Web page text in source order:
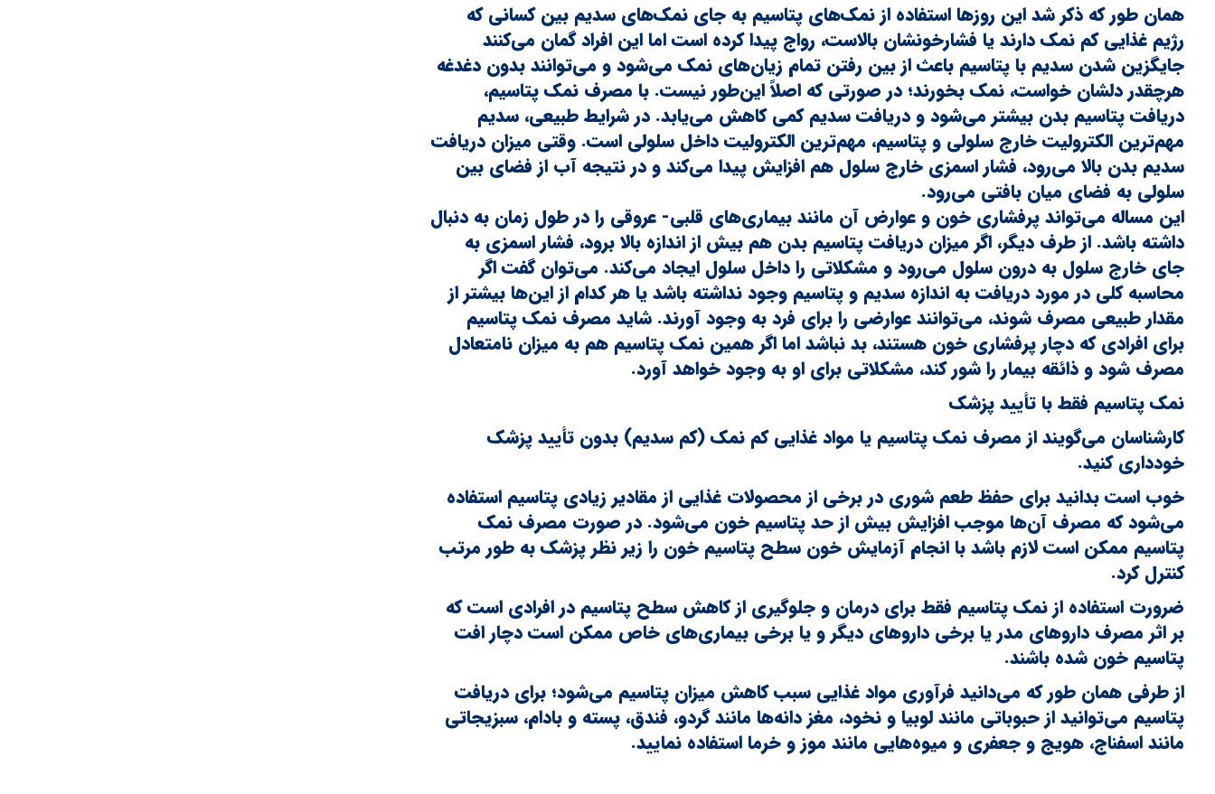
همان طور که ذکر شد این روزها استفاده از نمک‌های پتاسیم به جای نمک‌های سدیم بین کسانی که
رژیم غذایی کم نمک دارند یا فشارخونشان بالاست، رواج پیدا کرده است اما این افراد گمان می‌کنند
جایگزین شدن سدیم با پتاسیم باعث از بین رفتن تمام زیان‌های نمک می‌شود و می‌توانند بدون دغدغه
هرچقدر دلشان خواست، نمک بخورند؛ در صورتی که اصلاً این‌طور نیست. با مصرف نمک پتاسیم،
دریافت پتاسیم بدن بیشتر می‌شود و دریافت سدیم کمی کاهش می‌یابد. در شرایط طبیعی، سدیم
مهم‌ترین الکترولیت خارج سلولی و پتاسیم، مهم‌ترین الکترولیت داخل سلولی است. وقتی میزان دریافت
سدیم بدن بالا می‌رود، فشار اسمزی خارج سلول هم افزایش پیدا می‌کند و در نتیجه آب از فضای بین
سلولی به فضای میان بافتی می‌رود.
این مساله می‌تواند پرفشاری خون و عوارض آن مانند بیماری‌های قلبی- عروقی را در طول زمان به دنبال
داشته باشد. از طرف دیگر، اگر میزان دریافت پتاسیم بدن هم بیش از اندازه بالا برود، فشار اسمزی به
جای خارج سلول به درون سلول می‌رود و مشکلاتی را داخل سلول ایجاد می‌کند. می‌توان گفت اگر
محاسبه کلی در مورد دریافت به اندازه سدیم و پتاسیم وجود نداشته باشد یا هر کدام از این‌ها بیشتر از
مقدار طبیعی مصرف شوند، می‌توانند عوارضی را برای فرد به وجود آورند. شاید مصرف نمک پتاسیم
برای افرادی که دچار پرفشاری خون هستند، بد نباشد اما اگر همین نمک پتاسیم هم به میزان نامتعادل
مصرف شود و ذائقه بیمار را شور کند، مشکلاتی برای او به وجود خواهد آورد.
نمک پتاسیم فقط با تأیید پزشک
کارشناسان می‌گویند از مصرف نمک پتاسیم یا مواد غذایی کم نمک (کم سدیم) بدون تأیید پزشک
خودداری کنید.
خوب است بدانید برای حفظ طعم شوری در برخی از محصولات غذایی از مقادیر زیادی پتاسیم استفاده
می‌شود که مصرف آن‌ها موجب افزایش بیش از حد پتاسیم خون می‌شود. در صورت مصرف نمک
پتاسیم ممکن است لازم باشد با انجام آزمایش خون سطح پتاسیم خون را زیر نظر پزشک به طور مرتب
کنترل کرد.
ضرورت استفاده از نمک پتاسیم فقط برای درمان و جلوگیری از کاهش سطح پتاسیم در افرادی است که
بر اثر مصرف داروهای مدر یا برخی داروهای دیگر و یا برخی بیماری‌های خاص ممکن است دچار افت
پتاسیم خون شده باشند.
از طرفی همان طور که می‌دانید فرآوری مواد غذایی سبب کاهش میزان پتاسیم می‌شود؛ برای دریافت
پتاسیم می‌توانید از حبوباتی مانند لوبیا و نخود، مغز دانه‌ها مانند گردو، فندق، پسته و بادام، سبزیجاتی
مانند اسفناج، هویج و جعفری و میوه‌هایی مانند موز و خرما استفاده نمایید.